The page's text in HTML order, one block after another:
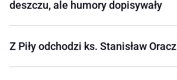
deszczu, ale humory dopisywały
Z Piły odchodzi ks. Stanisław Oracz